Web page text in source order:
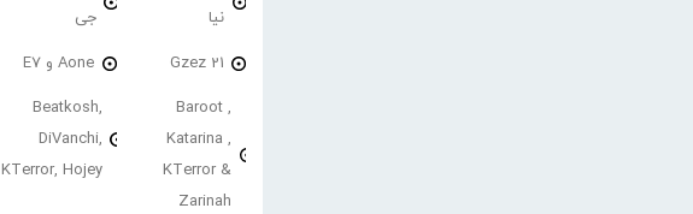
نیا
جی
21 Gzez Aone و E7
Baroot ,
Katarina ,
KTerror &
Zarinah
Beatkosh,
DiVanchi,
KTerror, Hojey